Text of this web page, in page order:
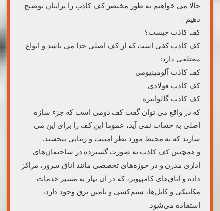
حالا می خواهیم به طور مختصر کف کاذب را برایتان توضیح
دهیم :
کف کاذب چیست؟
کف کاذب کفی است که از کف اصلی جدا می باشد و انواع
مختلفی دارد:
کف کاذب آلومینیومی
کف کاذب فولادی
کف کاذب گالوانیزه
که در واقع می توان گفت کف دومی است که جزء سازه
اصلی به حساب نمی آید، عموما این کف را برای این می
سازند که به محیط مورد نظر امنیت و زیبایی ببخشند.
و همچنین کف کاذب به صورت گسترده در ساختمان‌های
اداری مدرن و در حوزه‌های تخصصی مانند اتاق سرور، مراکز
داده و اتاق‌های کامپیوتر، که در آن نیاز به مسیر خدمات
مکانیکی و کابل‌ها، سیم‌کشی و تأمین برق وجود دارد،
استفاده می‌شود.